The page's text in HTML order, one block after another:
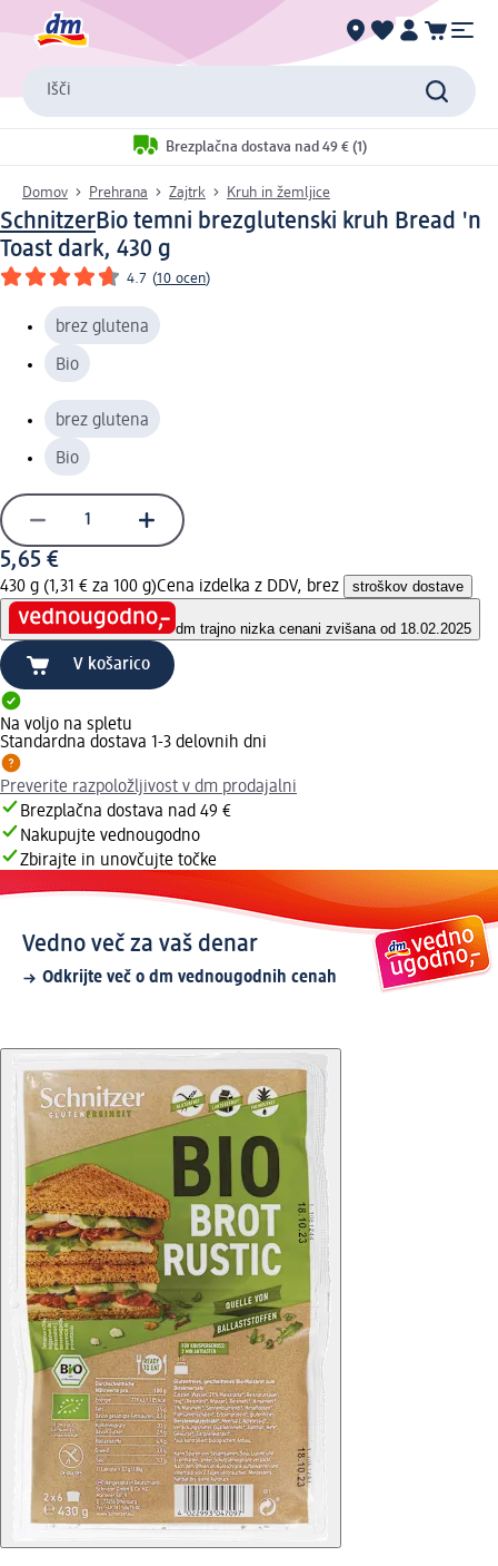
Išči
Brezplačna dostava nad 49 € (1)
Domov Prehrana Zajtrk Kruh in žemljice
SchnitzerBio temni brezglutenski kruh Bread 'n
Toast dark, 430 g
4.7 (10 ocen)
brez glutena
Bio
brez glutena
Bio
5,65 €
430 g (1,31 € za 100 g)Cena izdelka z DDV, brez stroškov dostave
dm trajno nizka cenani zvišana od 18.02.2025
V košarico
Na voljo na spletu
Standardna dostava 1-3 delovnih dni
Preverite razpoložljivost v dm prodajalni
Brezplačna dostava nad 49 €
Nakupujte vednougodno
Zbirajte in unovčujte točke
Vedno več za vaš denar
Odkrijte več o dm vednougodnih cenah